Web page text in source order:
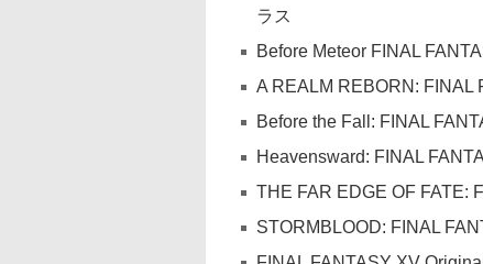
ラス
Before Meteor FINAL
A REALM REBORN: FINAL
Before the Fall: FINAL
Heavensward: FINAL
THE FAR EDGE OF FATE:
STORMBLOOD: FINAL